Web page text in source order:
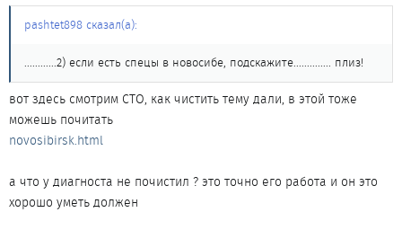
pashtet898 сказал(а):
............2) если есть спецы в новосибе, подскажите.............. плиз!
вот здесь смотрим СТО, как чистить тему дали, в этой тоже
можешь почитать
novosibirsk.html
а что у диагноста не почистил ? это точно его работа и он это
хорошо уметь должен